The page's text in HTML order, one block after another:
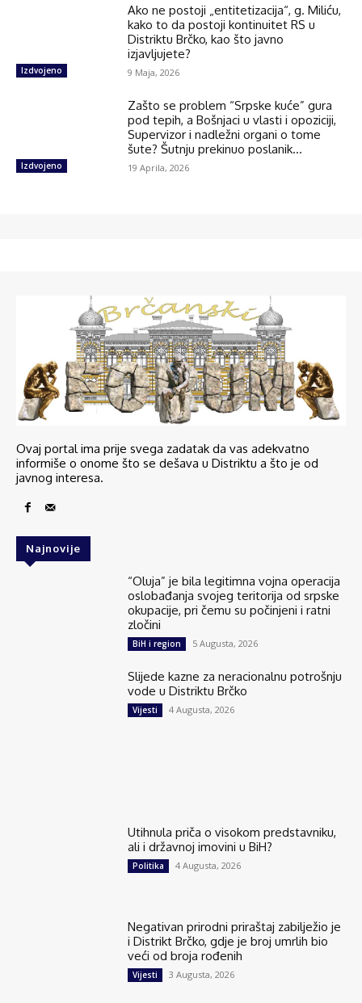
Izdvojeno
Ako ne postoji „entitetizacija“, g. Miliću,
kako to da postoji kontinuitet RS u
Distriktu Brčko, kao što javno
izjavljujete?
9 Maja, 2026
Izdvojeno
Zašto se problem “Srpske kuće” gura
pod tepih, a Bošnjaci u vlasti i opoziciji,
Supervizor i nadležni organi o tome
šute? Šutnju prekinuo poslanik...
19 Aprila, 2026
Ovaj portal ima prije svega zadatak da vas adekvatno
informiše o onome što se dešava u Distriktu a što je od
javnog interesa.
Najnovije
“Oluja” je bila legitimna vojna operacija
oslobađanja svojeg teritorija od srpske
okupacije, pri čemu su počinjeni i ratni
zločini
BiH i region 5 Augusta, 2026
Slijede kazne za neracionalnu potrošnju
vode u Distriktu Brčko
Vijesti 4 Augusta, 2026
Utihnula priča o visokom predstavniku,
ali i državnoj imovini u BiH?
Politika 4 Augusta, 2026
Negativan prirodni priraštaj zabilježio je
i Distrikt Brčko, gdje je broj umrlih bio
veći od broja rođenih
Vijesti 3 Augusta, 2026